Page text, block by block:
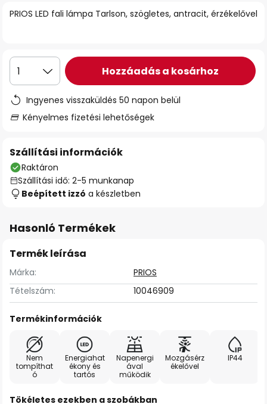
PRIOS LED fali lámpa Tarlson, szögletes, antracit, érzékelővel
1 Hozzáadás a kosárhoz
Ingyenes visszaküldés 50 napon belül
Kényelmes fizetési lehetőségek
Szállítási információk
Raktáron
Szállítási idő: 2-5 munkanap
Beépített izzó a készletben
Hasonló Termékek
Termék leírása
Márka:
PRIOS
Tételszám:
10046909
Termékinformációk
Nem
tompíthat
ó
Energiahat
ékony és
tartós
Napenergi
ával
működik
Mozgásérz
ékelővel
IP44
Tökéletes ezekben a szobákban